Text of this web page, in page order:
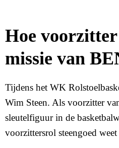
Hoe
missie van
Tijdens het WK
Wim Steen. Als voorzitter
sleutelfiguur in de
voorzittersrol steengoed